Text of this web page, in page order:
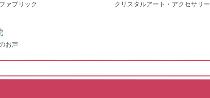
ァブリック クリスタルアート・アクセサリー
お声